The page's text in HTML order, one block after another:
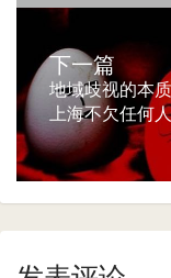
下一篇
地域歧视的本
上海不欠任何